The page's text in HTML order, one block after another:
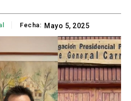
Fecha: Mayo 5, 2025